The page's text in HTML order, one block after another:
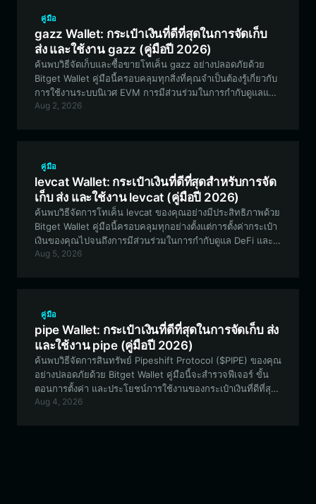
คู่มือ
gazz Wallet: กระเป๋าเงินที่ดีที่สุดในการจัดเก็บ
ส่ง และใช้งาน gazz (คู่มือปี 2026)
ค้นพบวิธีจัดเก็บและซื้อขายโทเค็น gazz อย่างปลอดภัยด้วย
Bitget Wallet คู่มือนี้ครอบคลุมทุกสิ่งที่คุณจำเป็นต้องรู้เกี่ยวกับ
การใช้งานระบบนิเวศ EVM การมีส่วนร่วมในการกำกับดูแลแบบ
กระจายศูนย์ และการจัดการสินทรัพย์ gazz ของคุณอย่าง
Aug 2, 2026
คู่มือ
levcat Wallet: กระเป๋าเงินที่ดีที่สุดสำหรับการจัด
เก็บ ส่ง และใช้งาน levcat (คู่มือปี 2026)
ค้นพบวิธีจัดการโทเค็น levcat ของคุณอย่างมีประสิทธิภาพด้วย
Bitget Wallet คู่มือนี้ครอบคลุมทุกอย่างตั้งแต่การตั้งค่ากระเป๋า
เงินของคุณไปจนถึงการมีส่วนร่วมในการกำกับดูแล DeFi และ
การทดลองสภาพคล่องบนเครือข่าย EVM
Aug 5, 2026
คู่มือ
pipe Wallet: กระเป๋าเงินที่ดีที่สุดในการจัดเก็บ ส่ง
และใช้งาน pipe (คู่มือปี 2026)
ค้นพบวิธีจัดการสินทรัพย์ Pipeshift Protocol ($PIPE) ของคุณ
อย่างปลอดภัยด้วย Bitget Wallet คู่มือนี้จะสำรวจฟีเจอร์ ขั้น
ตอนการตั้งค่า และประโยชน์การใช้งานของกระเป๋าเงินที่ดีที่สุด
สำหรับการโต้ตอบกับโครงสร้างพื้นฐานของ RobinhoodApp
Aug 4, 2026